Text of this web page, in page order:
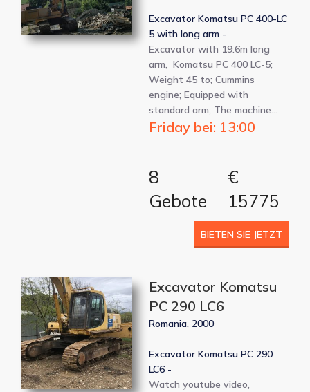
Excavator Komatsu PC 400-LC
5 with long arm -
Excavator with 19.6m long
arm, Komatsu PC 400 LC-5;
Weight 45 to; Cummins
engine; Equipped with
standard arm; The machine…
Friday bei: 13:00
8
Gebote
€
15775
BIETEN SIE JETZT
Excavator Komatsu
PC 290 LC6
Romania, 2000
Excavator Komatsu PC 290
LC6 -
Watch youtube video,